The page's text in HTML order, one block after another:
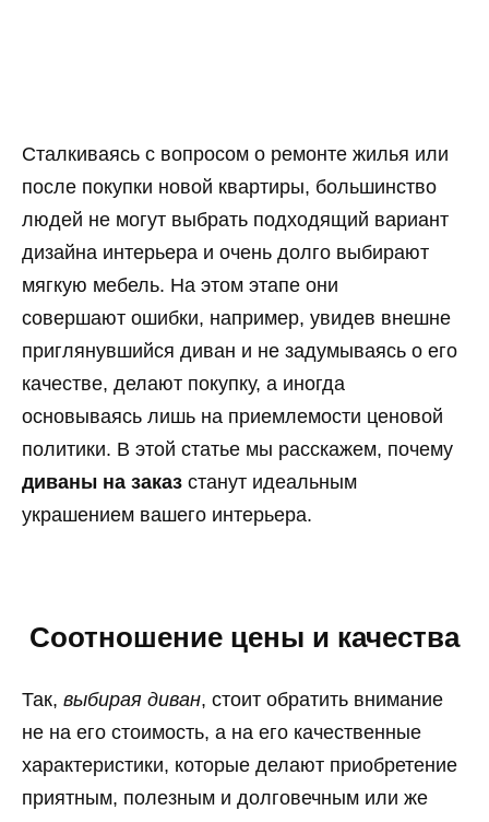
Сталкиваясь с вопросом о ремонте жилья или
после покупки новой квартиры, большинство
людей не могут выбрать подходящий вариант
дизайна интерьера и очень долго выбирают
мягкую мебель. На этом этапе они
совершают ошибки, например, увидев внешне
приглянувшийся диван и не задумываясь о его
качестве, делают покупку, а иногда
основываясь лишь на приемлемости ценовой
политики. В этой статье мы расскажем, почему
диваны на заказ станут идеальным
украшением вашего интерьера.
Соотношение цены и качества
Так, выбирая диван, стоит обратить внимание
не на его стоимость, а на его качественные
характеристики, которые делают приобретение
приятным, полезным и долговечным или же